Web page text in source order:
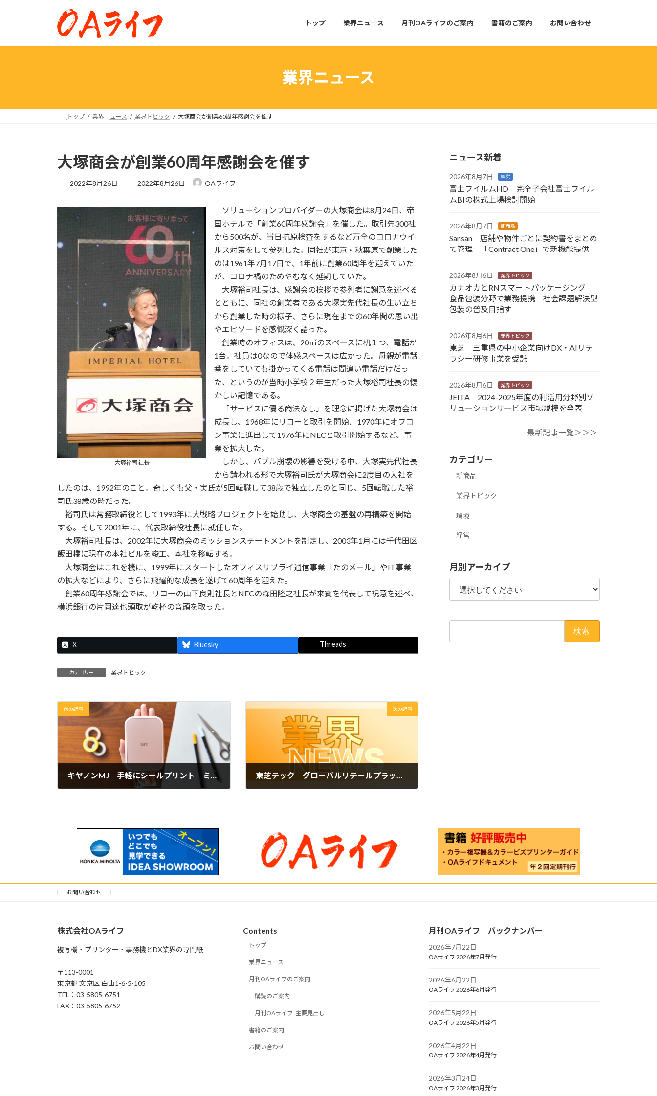
プ
動
トップ 業界ニュース 月刊OAライフのご案内 書籍のご案内 お問い合わせ
業界ニュース
トップ 業界ニュース 業界トピック 大塚商会が創業60周年感謝会を催す
大塚商会が創業60周年感謝会を催す
2022年8月26日
最
日
時
:
2022年8月26日 OAライフ
大塚裕司社長
ソリューションプロバイダーの大塚商会は8月24日、帝
国ホテルで「創業60周年感謝会」を催した。取引先300社
から500名が、当日抗原検査をするなど万全のコロナウイ
ルス対策をして参列した。同社が東京・秋葉原で創業した
のは1961年7月17日で、1年前に創業60周年を迎えていた
が、コロナ禍のためやむなく延期していた。
大塚裕司社長は、感謝会の挨拶で参列者に謝意を述べる
とともに、同社の創業者である大塚実先代社長の生い立ち
から創業した時の様子、さらに現在までの60年間の思い出
やエピソードを感慨深く語った。
創業時のオフィスは、20㎡のスペースに机１つ、電話が
1台。社員は0なので体感スペースは広かった。母親が電話
番をしていても掛かってくる電話は間違い電話だけだっ
た、というのが当時小学校２年生だった大塚裕司社長の懐
かしい記憶である。
「サービスに優る商法なし」を理念に掲げた大塚商会は
成長し、1968年にリコーと取引を開始、1970年にオフコ
ン事業に進出して1976年にNECと取引開始するなど、事
業を拡大した。
しかし、バブル崩壊の影響を受ける中、大塚実先代社長
から請われる形で大塚裕司氏が大塚商会に2度目の入社を
したのは、1992年のこと。奇しくも父・実氏が5回転職して38歳で独立したのと同じ、5回転職した裕
司氏38歳の時だった。
裕司氏は常務取締役として1993年に大戦略プロジェクトを始動し、大塚商会の基盤の再構築を開始
する。そして2001年に、代表取締役社長に就任した。
大塚裕司社長は、2002年に大塚商会のミッションステートメントを制定し、2003年1月には千代田区
飯田橋に現在の本社ビルを竣工、本社を移転する。
大塚商会はこれを機に、1999年にスタートしたオフィスサプライ通信事業「たのメール」やIT事業
の拡大などにより、さらに飛躍的な成長を遂げて60周年を迎えた。
創業60周年感謝会では、リコーの山下良則社長とNECの森田隆之社長が来賓を代表して祝意を述べ、
横浜銀行の片岡達也頭取が乾杯の音頭を取った。
X Bluesky Threads
カテゴリー 業界トピック
前の記事
キヤノンMJ 手軽にシールプリント ミニフォトプリンター2機種を発売
次の記事
東芝テック グローバルリテールプラットフォーム「ELERA」サービスを開発推進
ニュース新着
2026年8月7日 経営
富士フイルムHD 完全子会社富士フイル
ムBIの株式上場検討開始
2026年8月7日 新商品
Sansan 店舗や物件ごとに契約書をまとめ
て管理 「Contract One」で新機能提供
2026年8月6日 業界トピック
カナオカとRNスマートパッケージング
食品包装分野で業務提携 社会課題解決型
包装の普及目指す
2026年8月6日 業界トピック
東芝 三重県の中小企業向けDX・AIリテ
ラシー研修事業を受託
2026年8月6日 業界トピック
JEITA 2024-2025年度の利活用分野別ソ
リューションサービス市場規模を発表
最新記事一覧＞＞＞
カテゴリー
新商品
業界トピック
環境
経営
月別アーカイブ
お問い合わせ
株式会社OAライフ
複写機・プリンター・事務機とDX業界の専門紙
〒113-0001
東京都 文京区 白山1-6-5-105
TEL：03-5805-6751
FAX：03-5805-6752
Contents
トップ
業界ニュース
月刊OAライフのご案内
購読のご案内
月刊OAライフ_主要見出し
書籍のご案内
お問い合わせ
月刊OAライフ バックナンバー
2026年7月22日
OAライフ 2026年7月発行
2026年6月22日
OAライフ 2026年6月発行
2026年5月22日
OAライフ 2026年5月発行
2026年4月22日
OAライフ 2026年4月発行
2026年3月24日
OAライフ 2026年3月発行